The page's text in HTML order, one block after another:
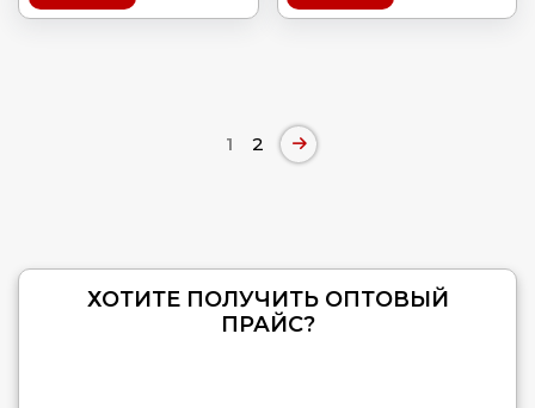
1 2
ХОТИТЕ ПОЛУЧИТЬ ОПТОВЫЙ
ПРАЙС?